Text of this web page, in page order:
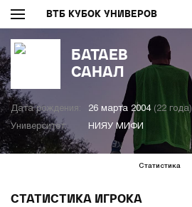
ВТБ КУБОК УНИВЕРОВ
БАТАЕВ
САНАЛ
Дата рождения: 26 марта 2004 (22 года)
Университет: НИЯУ МИФИ
Статистика
СТАТИСТИКА ИГРОКА